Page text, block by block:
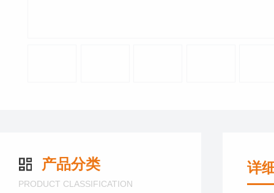
产品分类
PRODUCT CLASSIFICATION
详